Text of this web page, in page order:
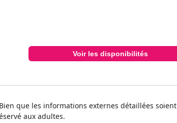
Voir les disponibilités
que les informations externes détaillées soient
aux adultes.